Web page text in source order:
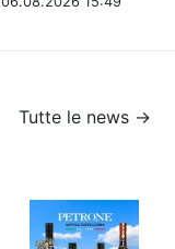
Tutte le news →